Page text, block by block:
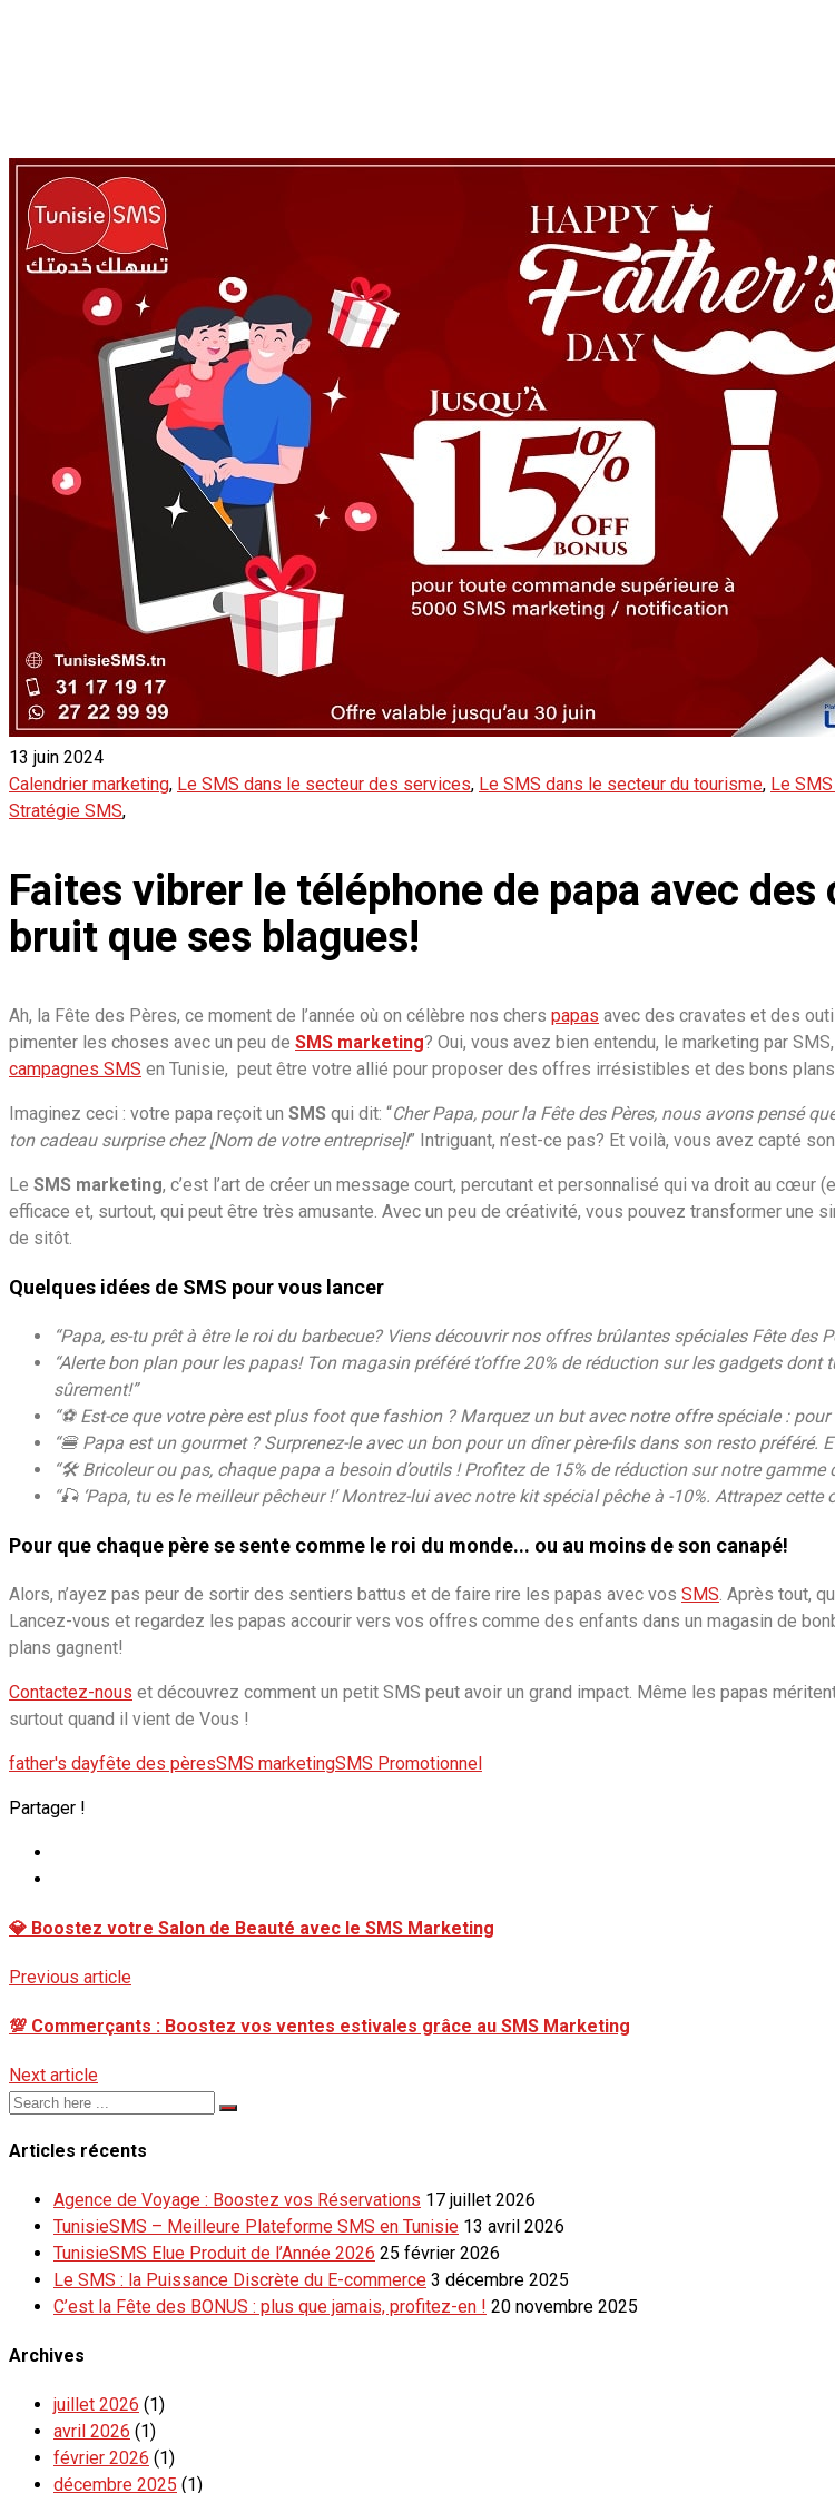
13 juin 2024
Calendrier marketing, Le SMS dans le secteur des services, Le SMS dans le secteur du tourisme, Le
Stratégie SMS,
Faites vibrer le téléphone de papa avec
bruit que ses blagues!
Ah, la Fête des Pères, ce moment de l’année où on célèbre nos chers papas avec des cravates et des
pimenter les choses avec un peu de SMS marketing? Oui, vous avez bien entendu, le marketing par
campagnes SMS en Tunisie, peut être votre allié pour proposer des offres irrésistibles et des bons
Imaginez ceci : votre papa reçoit un SMS qui dit: “Cher Papa, pour la Fête des Pères, nous avons pensé
ton cadeau surprise chez [Nom de votre entreprise]!” Intriguant, n’est-ce pas? Et voilà, vous avez capté
Le SMS marketing, c’est l’art de créer un message court, percutant et personnalisé qui va droit au cœur
efficace et, surtout, qui peut être très amusante. Avec un peu de créativité, vous pouvez transformer une
de sitôt.
Quelques idées de SMS pour vous lancer
“Papa, es-tu prêt à être le roi du barbecue? Viens découvrir nos offres brûlantes spéciales Fête des
“Alerte bon plan pour les papas! Ton magasin préféré t’offre 20% de réduction sur les gadgets
sûrement!”
“⚽ Est-ce que votre père est plus foot que fashion ? Marquez un but avec notre offre spéciale :
“🍔 Papa est un gourmet ? Surprenez-le avec un bon pour un dîner père-fils dans son resto préféré.
“🛠️ Bricoleur ou pas, chaque papa a besoin d’outils ! Profitez de 15% de réduction sur notre gamme
“🎣 ‘Papa, tu es le meilleur pêcheur !’ Montrez-lui avec notre kit spécial pêche à -10%. Attrapez cette
Pour que chaque père se sente comme le roi du monde... ou au moins de son canapé!
Alors, n’ayez pas peur de sortir des sentiers battus et de faire rire les papas avec vos SMS. Après tout,
Lancez-vous et regardez les papas accourir vers vos offres comme des enfants dans un magasin de
plans gagnent!
Contactez-nous et découvrez comment un petit SMS peut avoir un grand impact. Même les papas
surtout quand il vient de Vous !
father's dayfête des pèresSMS marketingSMS Promotionnel
Partager !
💎 Boostez votre Salon de Beauté avec le SMS Marketing
Previous article
💯 Commerçants : Boostez vos ventes estivales grâce au SMS Marketing
Next article
Articles récents
Agence de Voyage : Boostez vos Réservations 17 juillet 2026
TunisieSMS – Meilleure Plateforme SMS en Tunisie 13 avril 2026
TunisieSMS Elue Produit de l’Année 2026 25 février 2026
Le SMS : la Puissance Discrète du E-commerce 3 décembre 2025
C’est la Fête des BONUS : plus que jamais, profitez-en ! 20 novembre 2025
Archives
juillet 2026 (1)
avril 2026 (1)
février 2026 (1)
décembre 2025 (1)